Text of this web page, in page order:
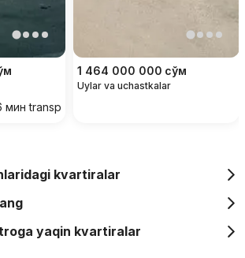
мин transportda
1 464 000 000 сўм
Uylar va uchastkalar
kvartiralar
yaqin kvartiralar